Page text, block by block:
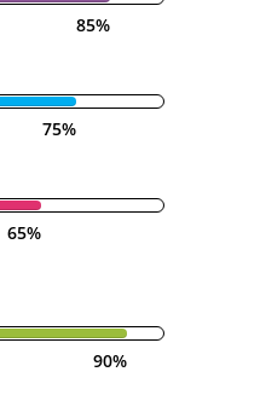
85%
75%
65%
90%